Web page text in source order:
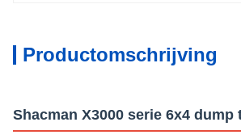
Productomschrijving
Shacman X3000 serie 6x4 dump